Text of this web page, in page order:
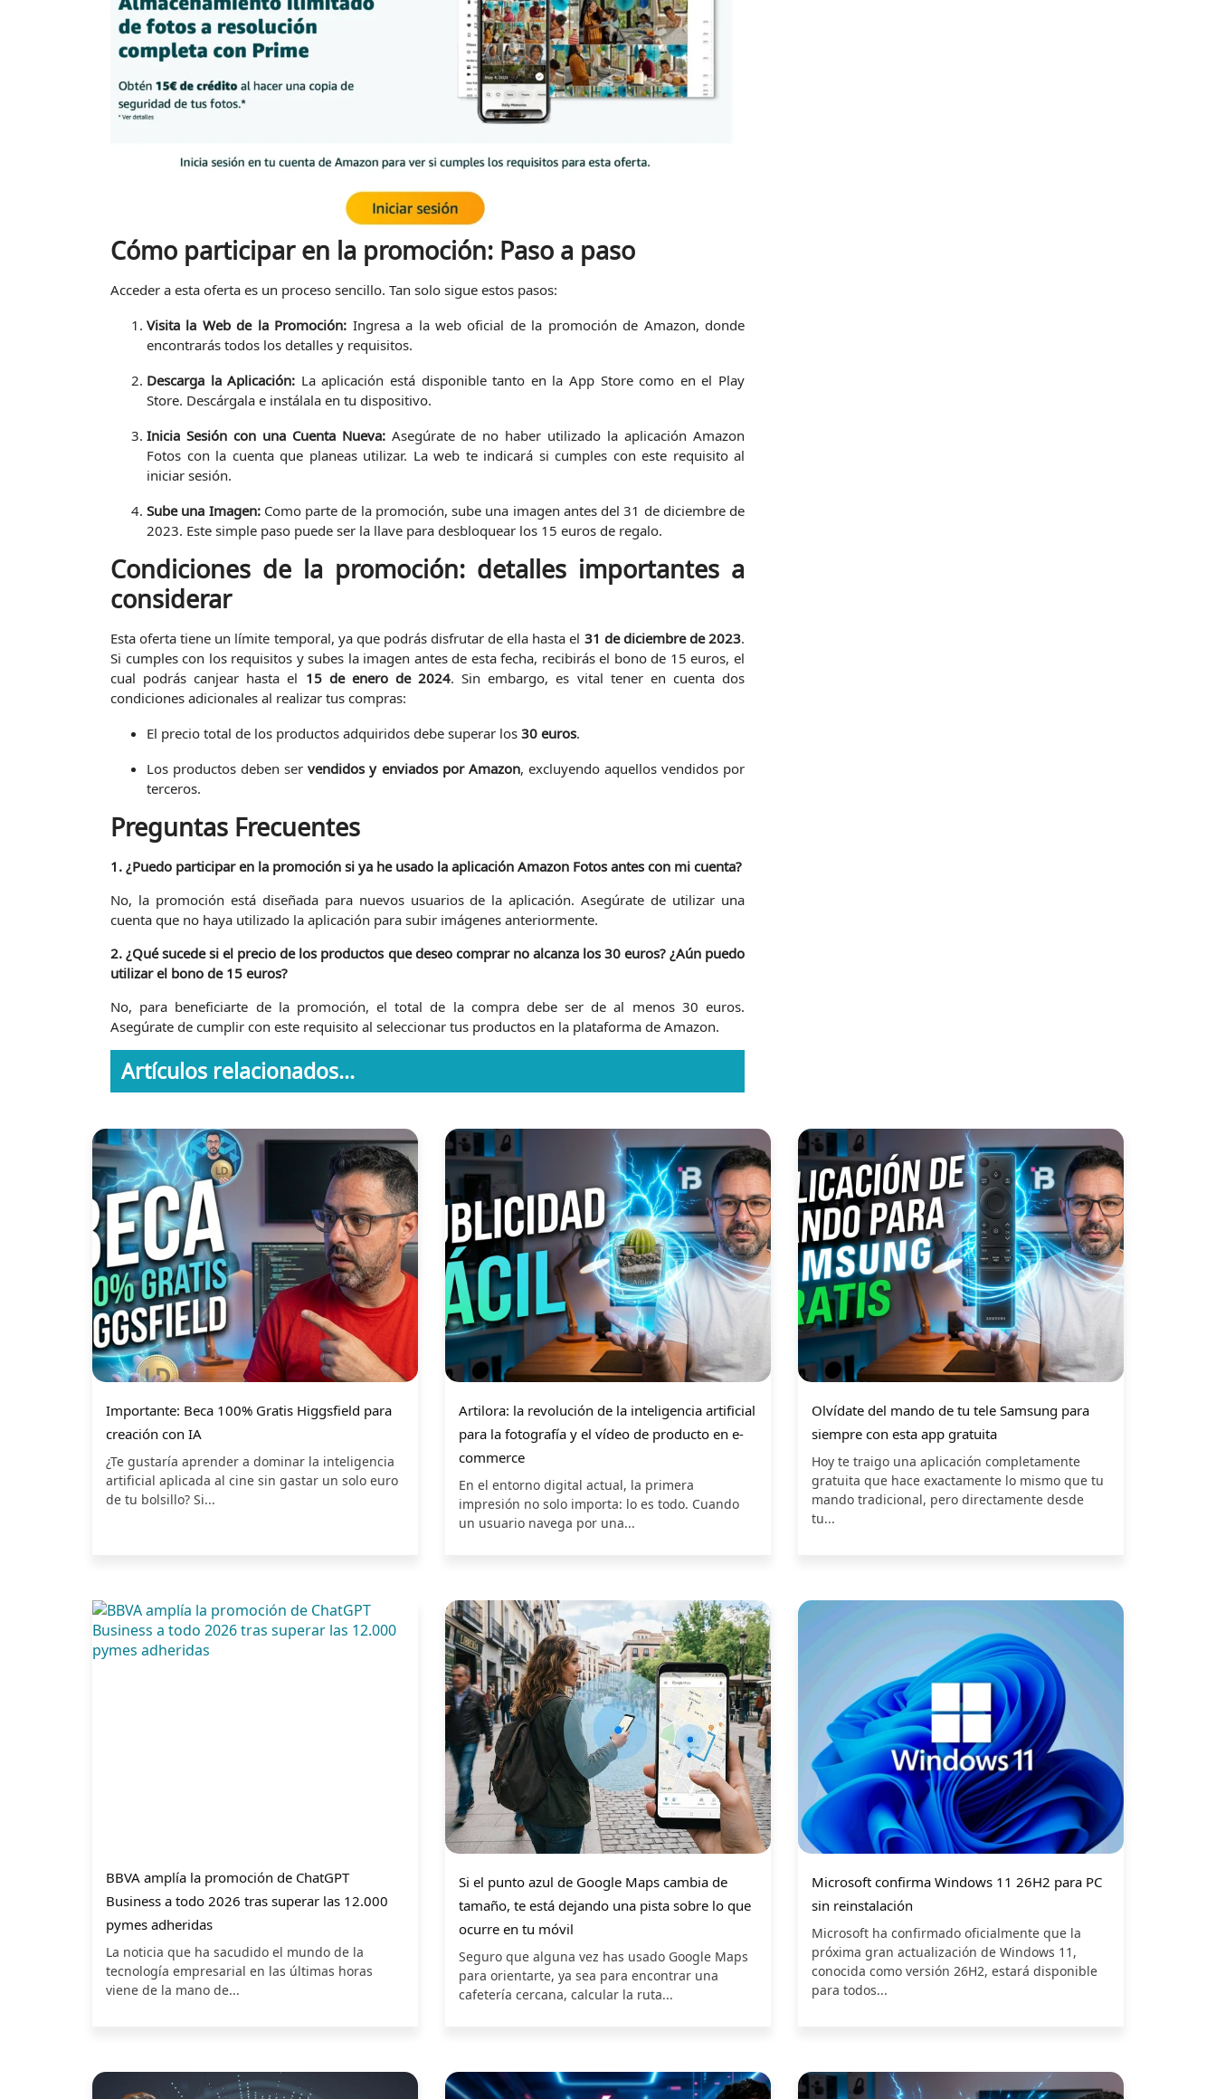
Cómo participar en la promoción: Paso a paso
Acceder a esta oferta es un proceso sencillo. Tan solo sigue estos pasos:
Visita la Web de la Promoción: Ingresa a la web oficial de la promoción de Amazon, donde
encontrarás todos los detalles y requisitos.
Descarga la Aplicación: La aplicación está disponible tanto en la App Store como en el Play
Store. Descárgala e instálala en tu dispositivo.
Inicia Sesión con una Cuenta Nueva:Asegúrate de no haber utilizado la aplicación Amazon
Fotos con la cuenta que planeas utilizar. La web te indicará si cumples con este requisito al
iniciar sesión.
Sube una Imagen:Como parte de la promoción, sube una imagen antes del 31 de diciembre de
2023. Este simple paso puede ser la llave para desbloquear los 15 euros de regalo.
Condiciones de la promoción: detalles importantes a
considerar
Esta oferta tiene un límite temporal, ya que podrás disfrutar de ella hasta el 31 de diciembre de 2023.
Si cumples con los requisitos y subes la imagen antes de esta fecha, recibirás el bono de 15 euros, el
cual podrás canjear hasta el 15 de enero de 2024. Sin embargo, es vital tener en cuenta dos
condiciones adicionales al realizar tus compras:
El precio total de los productos adquiridos debe superar los 30 euros.
Los productos deben servendidos y enviados por Amazon, excluyendo aquellos vendidos por
terceros.
Preguntas Frecuentes
1. ¿Puedo participar en la promoción si ya he usado la aplicación Amazon Fotos antes con mi cuenta?
No, la promoción está diseñada para nuevos usuarios de la aplicación. Asegúrate de utilizar una
cuenta que no haya utilizado la aplicación para subir imágenes anteriormente.
2. ¿Qué sucede si el precio de los productos que deseo comprar no alcanza los 30 euros? ¿Aún puedo
utilizar el bono de 15 euros?
No, para beneficiarte de la promoción, el total de la compra debe ser de al menos 30 euros.
Asegúrate de cumplir con este requisito al seleccionar tus productos en la plataforma de Amazon.
Artículos relacionados...
Importante: Beca 100% Gratis Higgsfield para
creación con IA
¿Te gustaría aprender a dominar la inteligencia
artificial aplicada al cine sin gastar un solo euro
de tu bolsillo? Si...
Artilora: la revolución de la inteligencia artificial
para la fotografía y el vídeo de producto en e-
commerce
En el entorno digital actual, la primera
impresión no solo importa: lo es todo. Cuando
un usuario navega por una...
Olvídate del mando de tu tele Samsung para
siempre con esta app gratuita
Hoy te traigo una aplicación completamente
gratuita que hace exactamente lo mismo que tu
mando tradicional, pero directamente desde
tu...
BBVA amplía la promoción de ChatGPT
Business a todo 2026 tras superar las 12.000
pymes adheridas
La noticia que ha sacudido el mundo de la
tecnología empresarial en las últimas horas
viene de la mano de...
Si el punto azul de Google Maps cambia de
tamaño, te está dejando una pista sobre lo que
ocurre en tu móvil
Seguro que alguna vez has usado Google Maps
para orientarte, ya sea para encontrar una
cafetería cercana, calcular la ruta...
Microsoft confirma Windows 11 26H2 para PC
sin reinstalación
Microsoft ha confirmado oficialmente que la
próxima gran actualización de Windows 11,
conocida como versión 26H2, estará disponible
para todos...